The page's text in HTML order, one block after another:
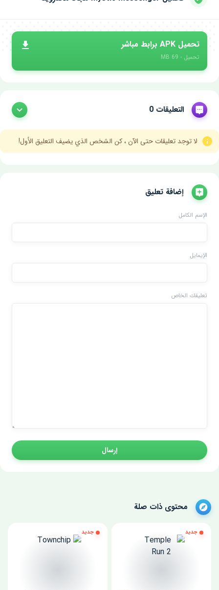
تحميل APK برابط مباشر
تحميل - 69 MB
التعليقات 0
لا توجد تعليقات حتى الآن ، كن الشخص الذي يضيف التعليق الأول!
إضافة تعليق
الإسم الكامل
الإيمايل
تعليقك الخاص
إرسال
محتوى ذات صلة
جديد جديد